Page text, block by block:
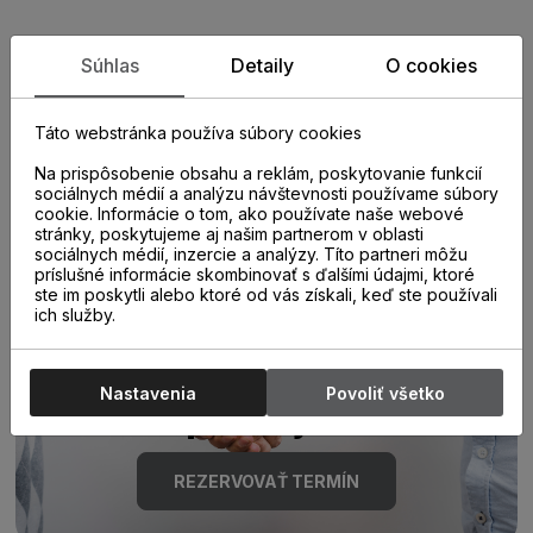
Zistite viac o vlastnostiach
produktu
Poraďte sa s
odborníkom u nás na
predajni.
REZERVOVAŤ TERMÍN
Súhlas Detaily O cookies
Táto webstránka používa súbory cookies
Na prispôsobenie obsahu a reklám, poskytovanie funkcií
sociálnych médií a analýzu návštevnosti používame súbory
cookie. Informácie o tom, ako používate naše webové
stránky, poskytujeme aj našim partnerom v oblasti
sociálnych médií, inzercie a analýzy. Títo partneri môžu
príslušné informácie skombinovať s ďalšími údajmi, ktoré
ste im poskytli alebo ktoré od vás získali, keď ste používali
ich služby.
Nastavenia Povoliť všetko